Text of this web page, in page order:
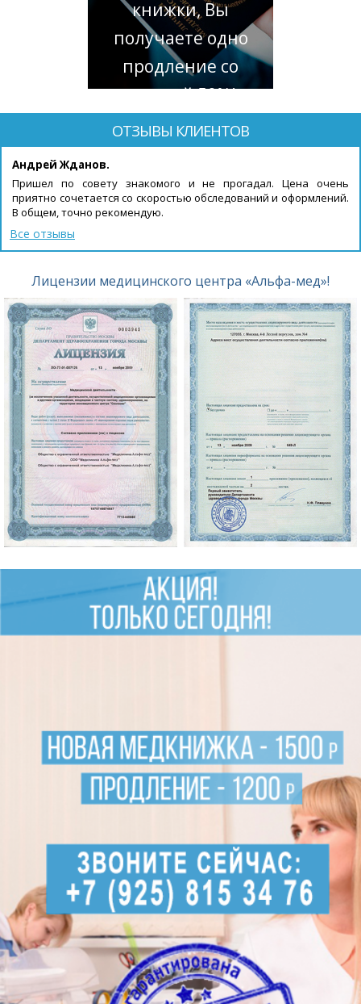
книжки, Вы
получаете одно
продление со
скидкой 50%!
ОТЗЫВЫ КЛИЕНТОВ
Андрей Жданов.
Пришел по совету знакомого и не прогадал. Цена очень
приятно сочетается со скоростью обследований и оформлений.
В общем, точно рекомендую.
Все отзывы
Лицензии медицинского центра «Альфа-мед»!